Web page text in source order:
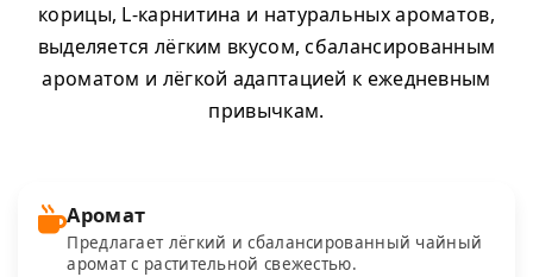
корицы, L-карнитина и натуральных ароматов,
выделяется лёгким вкусом, сбалансированным
ароматом и лёгкой адаптацией к ежедневным
привычкам.
Аромат
Предлагает лёгкий и сбалансированный чайный
аромат с растительной свежестью.